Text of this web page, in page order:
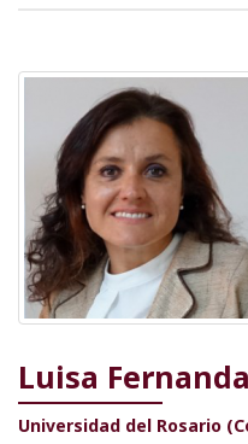
Luisa
Universidad del Rosario